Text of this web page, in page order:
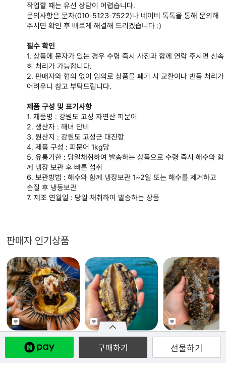
구매하기 선물하기
작업할 때는 유선 상담이 어렵습니다.
문의사항은 문자(010-5123-7522)나 네이버 톡톡을 통해 문의해
주시면 확인 후 빠르게 해결해 드리겠습니다 :)
필수 확인
1.상품에 문자가 있는 경우 수령 즉시 사진과 함께 연락 주시면 신속
히 처리가 가능합니다.
2.판매자와 협의 없이 임의로 상품을 폐기 시 교환이나 반품 처리가
어려우니 참고 부탁드립니다.
제품 구성 및 표기사항
1.제품명 :강원도 고성 자연산 피문어
2.생산자 :해녀 단비
3.원산지 :강원도 고성군 대진항
4.제품 구성 : 피문어 1kg당
5.유통기한 : 당일채취하여 발송하는 상품으로 수령 즉시 해수와 함
께 냉장 보관 후 빠른 섭취
6.보관방법 :해수와 함께 냉장보관 1~2일 또는 해수를 제거하고
손질 후 냉동보관
7.제조 연월일 : 당일 채취하여 발송하는 상품
판매자 인기상품
[해녀단비] 자연산 둥근 성게알 10
[해녀단비] 자연산 활 전복 500g
50,000
원
[해녀단비] 자연산 돌기해삼